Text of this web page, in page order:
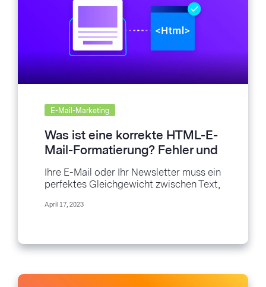
E-Mail-Marketing
Was ist eine korrekte HTML-E-
Mail-Formatierung? Fehler und
Korrekturen aufgedeckt
Ihre E-Mail oder Ihr Newsletter muss ein
perfektes Gleichgewicht zwischen Text,
Sie werden jedoch überrascht...
April 17, 2023